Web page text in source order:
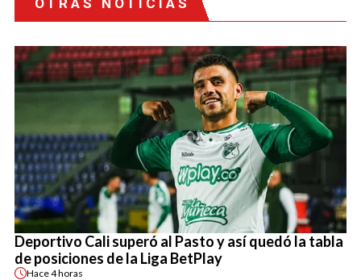
OTRAS NOTICIAS
Deportivo Cali superó al Pasto y así quedó la tabla
de posiciones de la Liga BetPlay
Hace4 horas